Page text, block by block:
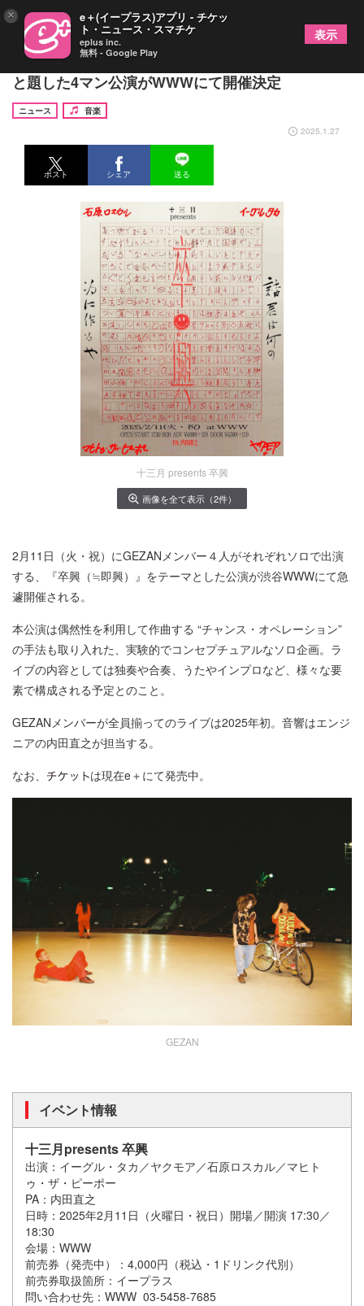
GEZANメンバーがそれぞれソロで出演、『卒興』
と題した4マン公演がWWWにて開催決定
ニュース
音楽
2025.1.27
ポスト シェア 送る
十三月 presents 卒興
画像を全て表示（2件）
2月11日（火・祝）にGEZANメンバー４人がそれぞれソロで出演
する、『卒興（≒即興）』をテーマとした公演が渋谷WWWにて急
遽開催される。
本公演は偶然性を利用して作曲する “チャンス・オペレーション”
の手法も取り入れた、実験的でコンセプチュアルなソロ企画。ラ
イブの内容としては独奏や合奏、うたやインプロなど、様々な要
素で構成される予定とのこと。
GEZANメンバーが全員揃ってのライブは2025年初。音響はエンジ
ニアの内田直之が担当する。
なお、
は現在e＋にて発売中。
GEZAN
イベント情報
十三月presents 卒興
出演：イーグル・タカ／ヤクモア／石原ロスカル／マヒト
ゥ・ザ・ピーポー
PA：内田直之
日時：2025年2月11日（火曜日・祝日）開場／開演 17:30／
18:30
会場：WWW
前売券（発売中）：4,000円（税込・1ドリンク代別）
前売券取扱箇所：イープラス
問い合わせ先：WWW 03-5458-7685
× e＋(イープラス)アプリ - チケッ
ト・ニュース・スマチケ
eplus inc.
無料 - Google Play
表示